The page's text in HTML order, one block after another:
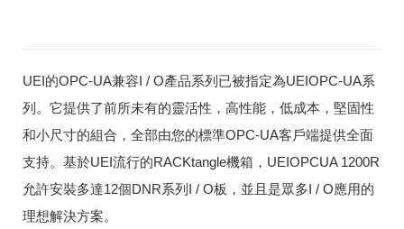
UEI的OPC-UA兼容I / O產品系列已被指定為UEIOPC-UA系
列。 它提供了前所未有的靈活性，高性能，低成本，堅固性
和小尺寸的組合，全部由您的標準OPC-UA客戶端提供全面
支持。 基於UEI流行的RACKtangle機箱，UEIOPCUA 1200R
允許安裝多達12個DNR系列I / O板，並且是眾多I / O應用的
理想解決方案。